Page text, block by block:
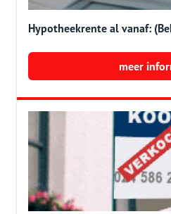
Hypotheekrente al vanaf:
meer